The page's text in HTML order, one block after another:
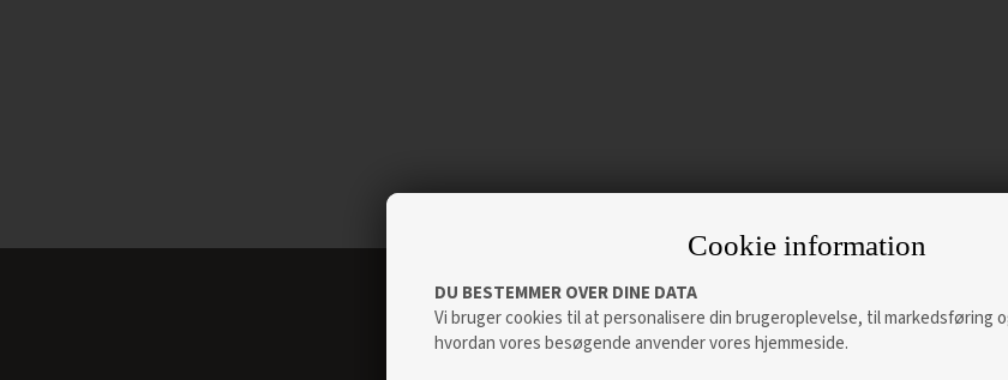
Cookie information
DU BESTEMMER OVER DINE DATA
Vi bruger cookies til at personalisere din brugeroplevelse, til markedsføring
hvordan vores besøgende anvender vores hjemmeside.
Altid det bedste dørkøb